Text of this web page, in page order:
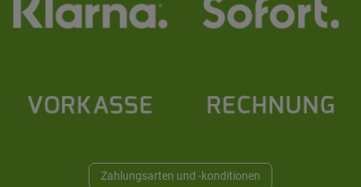
Zahlungsarten und -konditionen